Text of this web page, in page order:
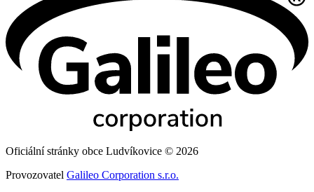
Oficiální stránky obce Ludvíkovice © 2026
Provozovatel Galileo Corporation s.r.o.